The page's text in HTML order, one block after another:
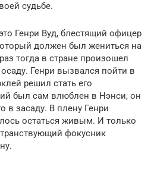
судьбе.
Генри Вуд, блестящий офицер
должен был жениться на
тогда в стране произошел
Генри вызвался пойти в
решил стать его
был сам влюблен в Нэнси, он
в засаду. В плену Генри
остаться живым. И только
фокусник